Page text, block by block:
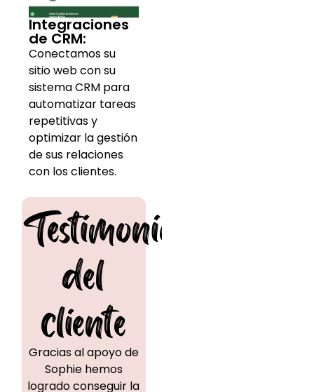
Integraciones
de CRM:
Conectamos su
sitio web con su
sistema CRM para
automatizar tareas
repetitivas y
optimizar la gestión
de sus relaciones
con los clientes.
Testimonio
del
cliente
Gracias al apoyo de
Sophie hemos
logrado conseguir la